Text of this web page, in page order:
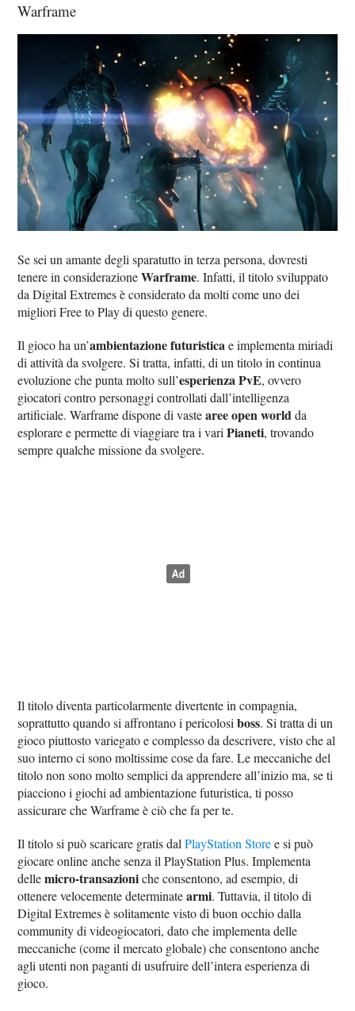
Warframe
Se sei un amante degli sparatutto in terza persona, dovresti
tenere in considerazioneWarframe. Infatti, il titolo sviluppato
da Digital Extremes è considerato da molti come uno dei
migliori Free to Play di questo genere.
Il gioco ha un’ambientazione futuristicae implementa miriadi
di attività da svolgere. Si tratta, infatti, di un titolo in continua
evoluzione che punta molto sull’esperienza PvE, ovvero
giocatori contro personaggi controllati dall’intelligenza
artificiale. Warframe dispone di vastearee open worldda
esplorare e permette di viaggiare tra i variPianeti, trovando
sempre qualche missione da svolgere.
Il titolo diventa particolarmente divertente in compagnia,
soprattutto quando si affrontano i pericolosiboss. Si tratta di un
gioco piuttosto variegato e complesso da descrivere, visto che al
suo interno ci sono moltissime cose da fare. Le meccaniche del
titolo non sono molto semplici da apprendere all’inizio ma, se ti
piacciono i giochi ad ambientazione futuristica, ti posso
assicurare che Warframe è ciò che fa per te.
Il titolo si può scaricare gratis dalPlayStation Storee si può
giocare online anche senza il PlayStation Plus. Implementa
dellemicro-transazioniche consentono, ad esempio, di
ottenere velocemente determinatearmi. Tuttavia, il titolo di
Digital Extremes è solitamente visto di buon occhio dalla
community di videogiocatori, dato che implementa delle
meccaniche (come il mercato globale) che consentono anche
agli utenti non paganti di usufruire dell’intera esperienza di
gioco.